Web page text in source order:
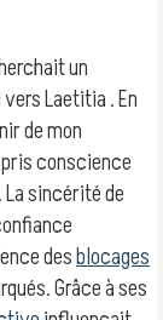
un
Laetitia . En
de mon
conscience
sincérité de
desblocages
Grâce à ses